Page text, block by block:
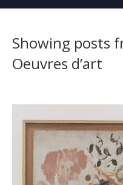
Showing posts
Oeuvres d’art